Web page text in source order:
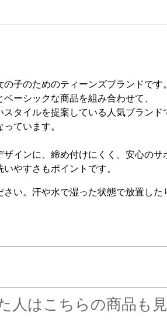
子のためのティーンズブランドです。
ーシックな商品を組み合わせて、
タイルを提案している人気ブランド
ています。
インに、締め付けにくく、安心のサ
やすさもポイントです。
い。汗や水で湿った状態で放置した
人はこちらの商品も